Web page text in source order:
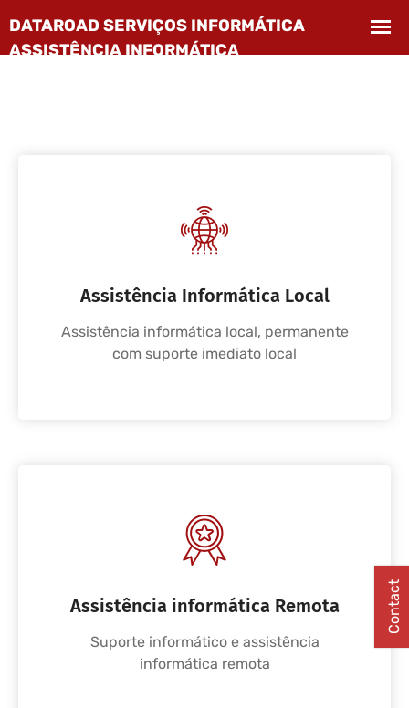
Assistência Informática Local
Assistência informática local, permanente
com suporte imediato local
Assistência informática Remota
Suporte informático e assistência
informática remota
Contact